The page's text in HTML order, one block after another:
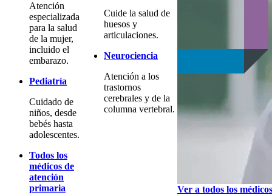
Atención
especializada
para la salud
de la mujer,
incluido el
embarazo.
Pediatría
Cuidado de
niños, desde
bebés hasta
adolescentes.
Todos los
médicos de
atención
primaria
Cuide la salud de
huesos y
articulaciones.
Neurociencia
Atención a los
trastornos
cerebrales y de la
columna vertebral.
Ver a todos los médicos